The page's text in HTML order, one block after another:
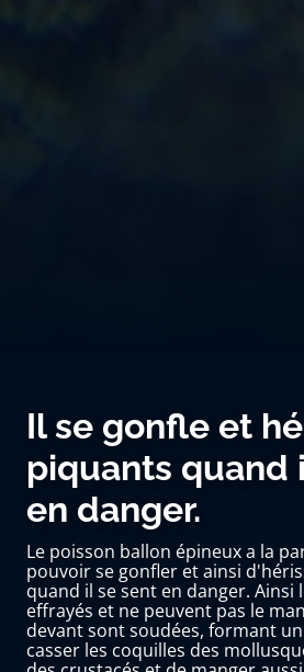
Il se gonfle et
piquants quand
en danger.
Le poisson ballon épineux a la
pouvoir se gonfler et ainsi
quand il se sent en danger.
effrayés et ne peuvent pas le
devant sont soudées, formant
casser les coquilles des